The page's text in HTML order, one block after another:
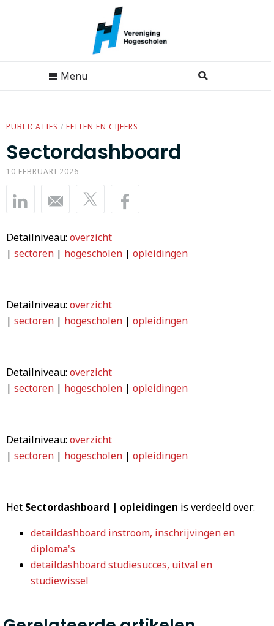
Menu
PUBLICATIES / FEITEN EN CIJFERS
Sectordashboard
10 FEBRUARI 2026
Detailniveau: overzicht
| sectoren | hogescholen | opleidingen
Detailniveau: overzicht
| sectoren | hogescholen | opleidingen
Detailniveau: overzicht
| sectoren | hogescholen | opleidingen
Detailniveau: overzicht
| sectoren | hogescholen | opleidingen
Het Sectordashboard | opleidingen is verdeeld over:
detaildashboard instroom, inschrijvingen en
diploma's
detaildashboard studiesucces, uitval en
studiewissel